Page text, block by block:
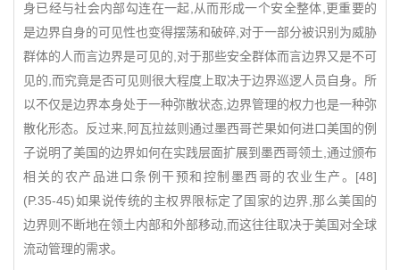
身已经与社会内部勾连在一起,从而形成一个安全整体,更重要的
是边界自身的可见性也变得摆荡和破碎,对于一部分被识别为威胁
群体的人而言边界是可见的,对于那些安全群体而言边界又是不可
见的,而究竟是否可见则很大程度上取决于边界巡逻人员自身。所
以不仅是边界本身处于一种弥散状态,边界管理的权力也是一种弥
散化形态。反过来,阿瓦拉兹则通过墨西哥芒果如何进口美国的例
子说明了美国的边界如何在实践层面扩展到墨西哥领土,通过颁布
相关的农产品进口条例干预和控制墨西哥的农业生产。[48]
(P.35-45)如果说传统的主权界限标定了国家的边界,那么美国的
边界则不断地在领土内部和外部移动,而这往往取决于美国对全球
流动管理的需求。